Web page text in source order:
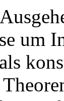
um